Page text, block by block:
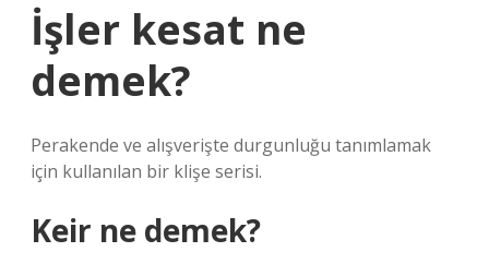
İşler kesat ne
demek?
Perakende ve alışverişte durgunluğu tanımlamak
için kullanılan bir klişe serisi.
Keir ne demek?